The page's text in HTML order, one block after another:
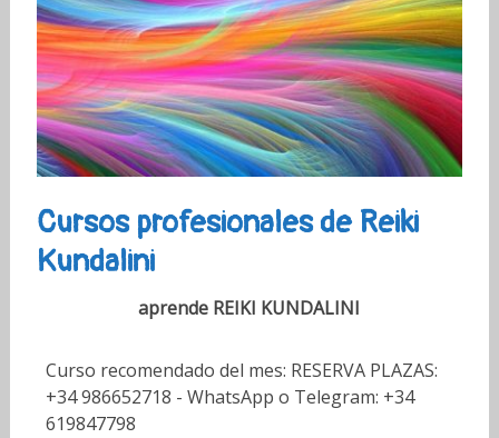
Cursos profesionales de Reiki
Kundalini
aprende REIKI KUNDALINI
Curso recomendado del mes: RESERVA PLAZAS:
+34 986652718 - WhatsApp o Telegram: +34
619847798